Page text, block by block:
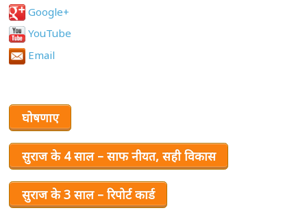
Google+
YouTube
Email
घोषणाए
सुराज के 4 साल – साफ नीयत, सही विकास
सुराज के 3 साल – रिपोर्ट कार्ड